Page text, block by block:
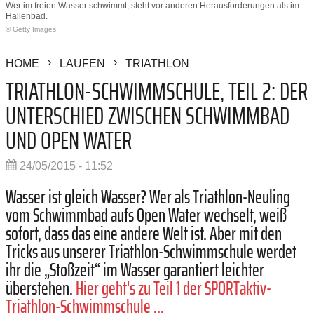
Wer im freien Wasser schwimmt, steht vor anderen Herausforderungen als im
Hallenbad.
© Getty Images
HOME LAUFEN TRIATHLON
TRIATHLON-SCHWIMMSCHULE, TEIL 2: DER
UNTERSCHIED ZWISCHEN SCHWIMMBAD
UND OPEN WATER
24/05/2015 - 11:52
Wasser ist gleich Wasser? Wer als Triathlon-Neuling
vom Schwimmbad aufs Open Water wechselt, weiß
sofort, dass das eine andere Welt ist. Aber mit den
Tricks aus unserer Triathlon-Schwimmschule werdet
ihr die „Stoßzeit“ im Wasser garantiert leichter
überstehen.Hier geht's zu Teil 1 der SPORTaktiv-
Triathlon-Schwimmschule ...